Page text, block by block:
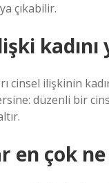
çıkabilir.
kadını
cinsel ilişkinin
düzenli bir
en çok